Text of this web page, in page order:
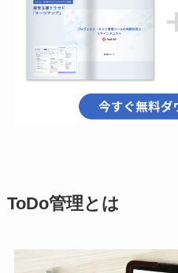
ToDo管理とは